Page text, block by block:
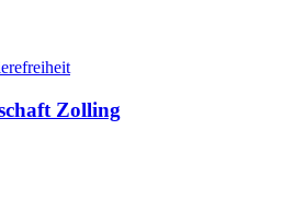
Zolling